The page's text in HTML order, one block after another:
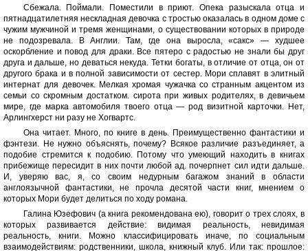
Сбежала. Поймали. Поместили в приют. Опека разыскала отца и
пятнадцатилетняя нескладная девочка с тростью оказалась в одном доме с
чужим мужчиной и тремя женщинами, о существовании которых в природе
не подозревала. В Англии. Там, где она выросла, «сакс» — худшее
оскорбление и повод для драки. Все пятеро с радостью не знали бы друг
друга и дальше, но деваться некуда. Тетки богаты, в отличие от отца, он от
другого брака и в полной зависимости от сестер. Мори сплавят в элитный
интернат для девочек. Мелкая хромая чужачка со странным акцентом из
семьи со скромным достатком. сирота при живых родителях, в девичьем
мире, где марка автомобиля твоего отца — род визитной карточки. Нет,
Арлингхерст ни разу не Хогвартс.
Она читает. Много, по книге в день. Преимущественно фантастики и
фэнтези. Не нужно объяснять, почему? Всякое различие разъединяет, а
подобие стремится к подобию. Потому что умеющий находить в книгах
прибежище пересидит в них почти любой ад. почерпнет сил идти дальше.
И, уверяю вас, я, со своим недурным багажом знаний в области
англоязычной фантастики, не прочла десятой части книг, мнением о
которых Мори будет делиться по ходу романа.
Галина Юзефович (а книга рекомендована ею), говорит о трех слоях, в
которых развивается действие: видимая реальность, невидимая
реальность, книги. Можно классифицировать иначе, по социальным
взаимодействиям: родственники, школа, книжный клуб. Или так: прошлое: